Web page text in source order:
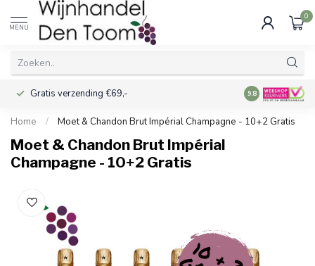
MENU
0
Gratis verzending €69,- Voor 16:00
9.8
Home / Moet & Chandon Brut Impérial Champagne - 10+2 Gratis
Moet & Chandon Brut Impérial
Champagne - 10+2 Gratis